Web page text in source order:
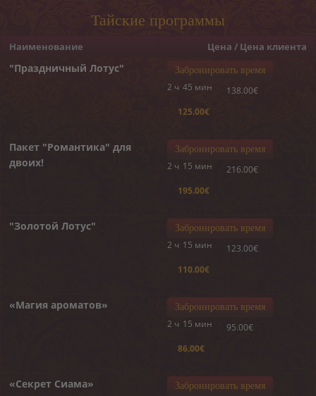
«MELON CARE» (-40%)
Тайские программы
Наименование Цена / Цена клиента
"Праздничный Лотус" Забронировать время
2 ч 45 мин
138.00€
125.00€
Пакет "Романтика" для
двоих!
Забронировать время
2 ч 15 мин
216.00€
195.00€
"Золотой Лотус" Забронировать время
2 ч 15 мин
123.00€
110.00€
«Магия ароматов» Забронировать время
2 ч 15 мин
95.00€
86.00€
«Секрет Сиама» Забронировать время